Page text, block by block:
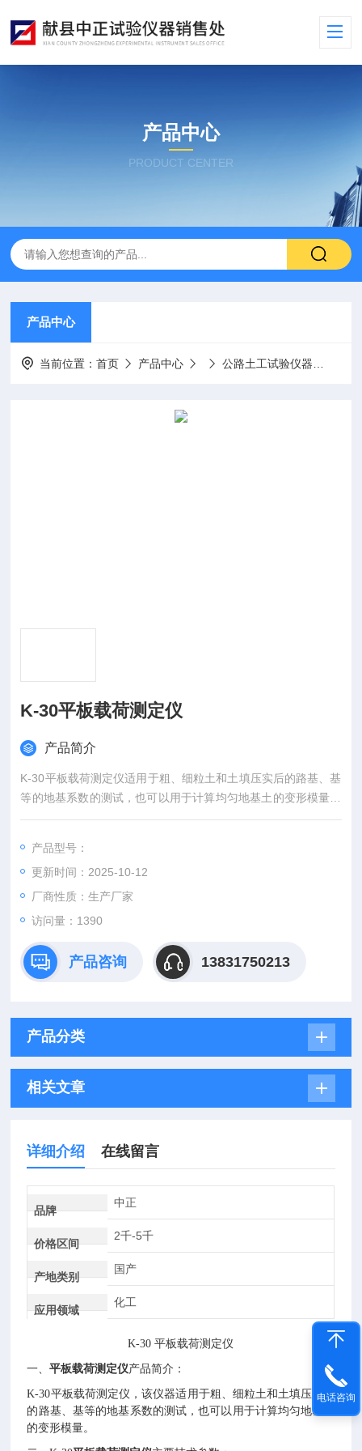
产品中心
PRODUCT CENTER
产品中心
当前位置：首页 产品中心 公路土工试验仪器
K-30平板载荷测定仪
产品简介
K-30平板载荷测定仪适用于粗、细粒土和土填压实后的路基、基
等的地基系数的测试，也可以用于计算均匀地基土的变形模量。
将横梁用支座立柱固定好，以距地面250mm为宜，两个支座要
接好油泵，压力表高压油管，千斤顶。再将两根外横梁分别插入
内横梁，到位后拧紧旋钮。
产品型号：
更新时间：2025-10-12
厂商性质：生产厂家
访问量：1390
产品咨询 13831750213
产品分类
相关文章
详细介绍 在线留言
品牌
中正
价格区间
2千-5千
产地类别
国产
应用领域
化工
K-30 平板载荷测定仪
一、平板载荷测定仪产品简介：
K-30平板载荷测定仪，该仪器适用于粗、细粒土和土填压实后
的路基、基等的地基系数的测试，也可以用于计算均匀地基土
的变形模量。
电话咨询